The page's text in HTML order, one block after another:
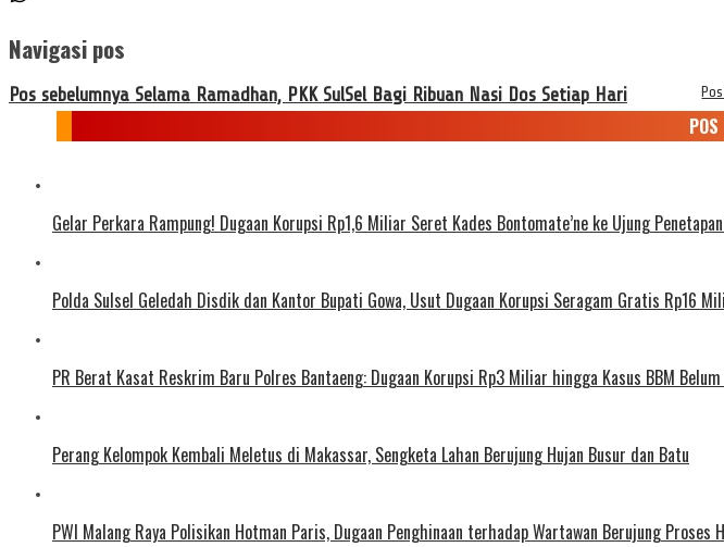
Navigasi pos
Pos sebelumnya Selama Ramadhan, PKK SulSel Bagi Ribuan Nasi Dos Setiap Hari
Gelar Perkara Rampung! Dugaan Korupsi Rp1,6 Miliar Seret Kades Bontomate’ne ke Ujung
Polda Sulsel Geledah Disdik dan Kantor Bupati Gowa, Usut Dugaan Korupsi Seragam Gratis Rp16
PR Berat Kasat Reskrim Baru Polres Bantaeng: Dugaan Korupsi Rp3 Miliar hingga Kasus BBM
Perang Kelompok Kembali Meletus di Makassar, Sengketa Lahan Berujung Hujan Busur dan Batu
PWI Malang Raya Polisikan Hotman Paris, Dugaan Penghinaan terhadap Wartawan Berujung Proses